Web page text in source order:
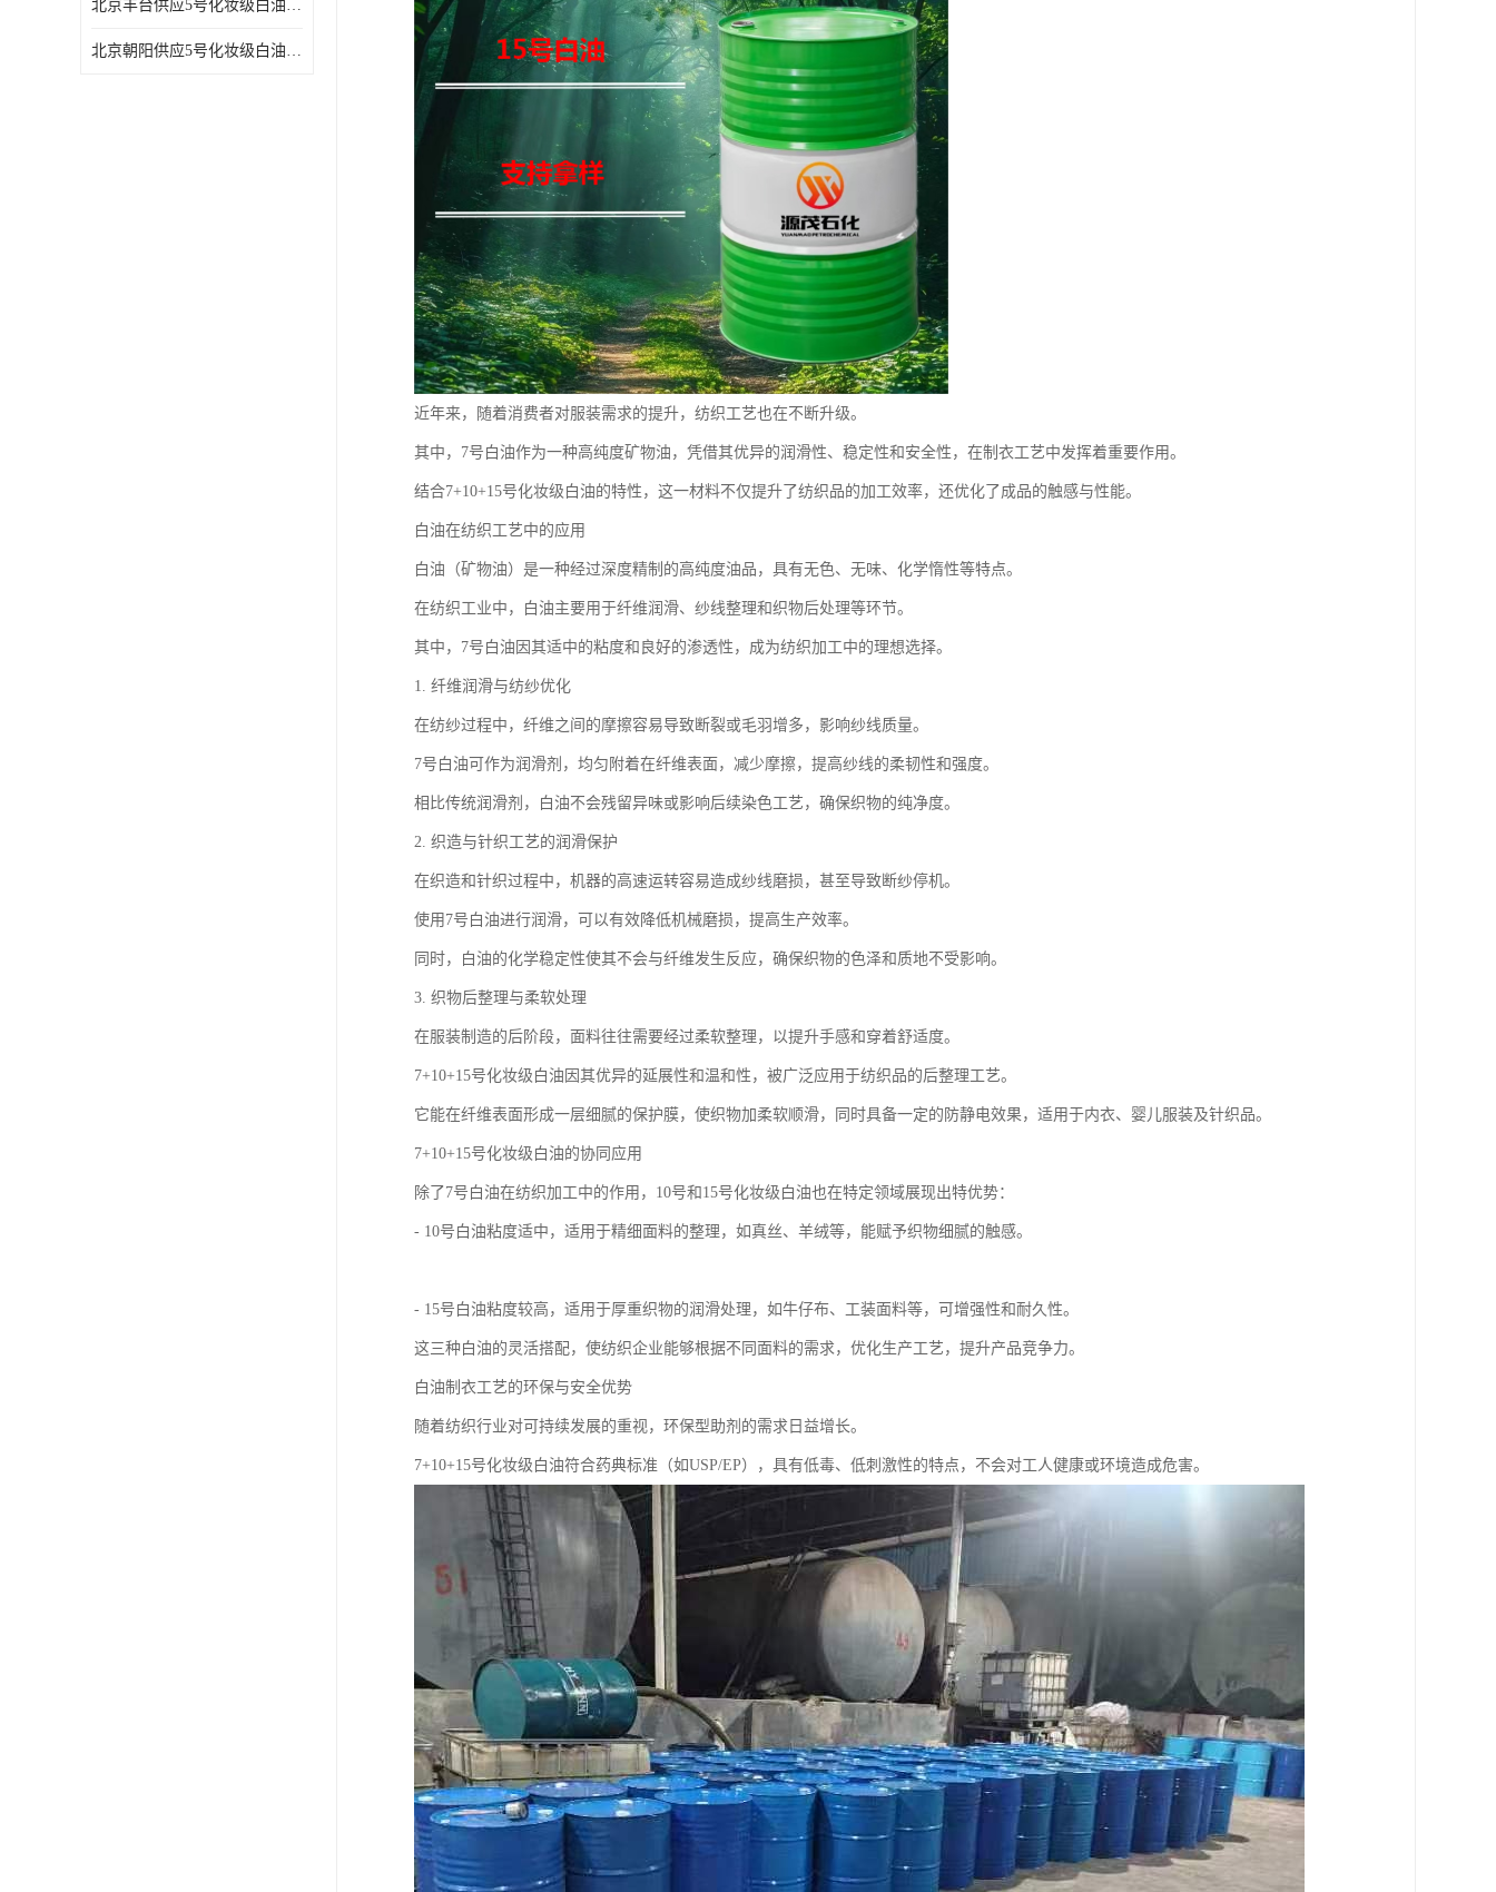
北京丰台供应5号化妆级白油纤维与织物柔软光亮
北京朝阳供应5号化妆级白油纺织时的润滑剂
近年来，随着消费者对服装需求的提升，纺织工艺也在不断升级。
其中，7号白油作为一种高纯度矿物油，凭借其优异的润滑性、稳定性和安全性，在制衣工艺中发挥着重要作用。
结合7+10+15号化妆级白油的特性，这一材料不仅提升了纺织品的加工效率，还优化了成品的触感与性能。
白油在纺织工艺中的应用
白油（矿物油）是一种经过深度精制的高纯度油品，具有无色、无味、化学惰性等特点。
在纺织工业中，白油主要用于纤维润滑、纱线整理和织物后处理等环节。
其中，7号白油因其适中的粘度和良好的渗透性，成为纺织加工中的理想选择。
1. 纤维润滑与纺纱优化
在纺纱过程中，纤维之间的摩擦容易导致断裂或毛羽增多，影响纱线质量。
7号白油可作为润滑剂，均匀附着在纤维表面，减少摩擦，提高纱线的柔韧性和强度。
相比传统润滑剂，白油不会残留异味或影响后续染色工艺，确保织物的纯净度。
2. 织造与针织工艺的润滑保护
在织造和针织过程中，机器的高速运转容易造成纱线磨损，甚至导致断纱停机。
使用7号白油进行润滑，可以有效降低机械磨损，提高生产效率。
同时，白油的化学稳定性使其不会与纤维发生反应，确保织物的色泽和质地不受影响。
3. 织物后整理与柔软处理
在服装制造的后阶段，面料往往需要经过柔软整理，以提升手感和穿着舒适度。
7+10+15号化妆级白油因其优异的延展性和温和性，被广泛应用于纺织品的后整理工艺。
它能在纤维表面形成一层细腻的保护膜，使织物加柔软顺滑，同时具备一定的防静电效果，适用于内衣、婴儿服装及针织品。
7+10+15号化妆级白油的协同应用
除了7号白油在纺织加工中的作用，10号和15号化妆级白油也在特定领域展现出特优势：
- 10号白油粘度适中，适用于精细面料的整理，如真丝、羊绒等，能赋予织物细腻的触感。
- 15号白油粘度较高，适用于厚重织物的润滑处理，如牛仔布、工装面料等，可增强性和耐久性。
这三种白油的灵活搭配，使纺织企业能够根据不同面料的需求，优化生产工艺，提升产品竞争力。
白油制衣工艺的环保与安全优势
随着纺织行业对可持续发展的重视，环保型助剂的需求日益增长。
7+10+15号化妆级白油符合药典标准（如USP/EP），具有低毒、低刺激性的特点，不会对工人健康或环境造成危害。